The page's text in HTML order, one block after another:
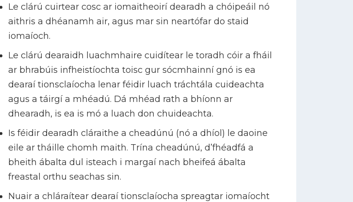
Le clárú cuirtear cosc ar iomaitheoirí dearadh a chóipeáil nó
aithris a dhéanamh air, agus mar sin neartófar do staid
iomaíoch.
Le clárú dearaidh luachmhaire cuidítear le toradh cóir a fháil
ar bhrabúis infheistíochta toisc gur sócmhainní gnó is ea
dearaí tionsclaíocha lenar féidir luach tráchtála cuideachta
agus a táirgí a mhéadú. Dá mhéad rath a bhíonn ar
dhearadh, is ea is mó a luach don chuideachta.
Is féidir dearadh cláraithe a cheadúnú (nó a dhíol) le daoine
eile ar tháille chomh maith. Trína cheadúnú, d’fhéadfá a
bheith ábalta dul isteach i margaí nach bheifeá ábalta
freastal orthu seachas sin.
Nuair a chláraítear dearaí tionsclaíocha spreagtar iomaíocht